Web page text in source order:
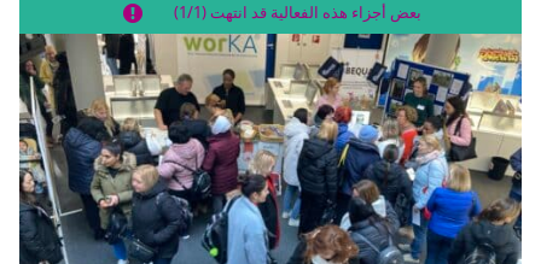
بعض أجزاء هذه الفعالية قد انتهت (1/1)